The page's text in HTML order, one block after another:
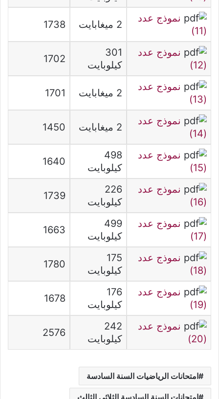
نموذج عدد
(11)
2 ميغابايت 1738
نموذج عدد
(12)
301
كيلوبايت
1702
نموذج عدد
(13)
2 ميغابايت 1701
نموذج عدد
(14)
2 ميغابايت 1450
نموذج عدد
(15)
498
كيلوبايت
1640
نموذج عدد
(16)
226
كيلوبايت
1739
نموذج عدد
(17)
499
كيلوبايت
1663
نموذج عدد
(18)
175
كيلوبايت
1780
نموذج عدد
(19)
176
كيلوبايت
1678
نموذج عدد
(20)
242
كيلوبايت
2576
امتحانات الرياضيات السنة السادسة
امتحانات السنة السادسة الثلاثي الثالث